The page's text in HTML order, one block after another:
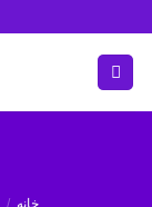
content